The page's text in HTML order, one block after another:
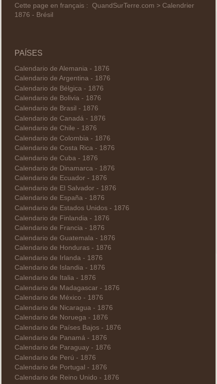
Cette page en français : QuandSurTerre.com > Calendrier
1876 - Brésil
PAÍSES
Calendario de Alemania - 1876
Calendario de Argentina - 1876
Calendario de Bélgica - 1876
Calendario de Bolivia - 1876
Calendario de Brasil - 1876
Calendario de Canadá - 1876
Calendario de Chile - 1876
Calendario de Colombia - 1876
Calendario de Costa Rica - 1876
Calendario de Cuba - 1876
Calendario de Dinamarca - 1876
Calendario de Ecuador - 1876
Calendario de El Salvador - 1876
Calendario de España - 1876
Calendario de Estados Unidos - 1876
Calendario de Finlandia - 1876
Calendario de Francia - 1876
Calendario de Guatemala - 1876
Calendario de Honduras - 1876
Calendario de Irlanda - 1876
Calendario de Islandia - 1876
Calendario de Italia - 1876
Calendario de Madagascar - 1876
Calendario de México - 1876
Calendario de Nicaragua - 1876
Calendario de Noruega - 1876
Calendario de Países Bajos - 1876
Calendario de Panamá - 1876
Calendario de Paraguay - 1876
Calendario de Perú - 1876
Calendario de Portugal - 1876
Calendario de Reino Unido - 1876